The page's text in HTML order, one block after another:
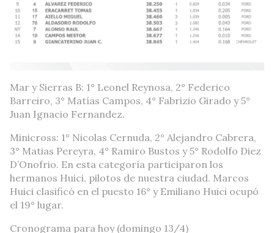
Mar y Sierras B: 1° Leonel Reynosa, 2° Federico
Barreiro, 3° Matías Campos, 4° Fabrizio Girado y 5°
Juan Ignacio Fernandez.
Minicross: 1° Nicolas Cernuda, 2° Alejandro Cabrera,
3° Matias Pereyra, 4° Ramiro Bustos y 5° Rodolfo Diez
D’Onofrio. En esta categoría participaron los
hermanos Huici, pilotos de nuestra ciudad. Marcos
Huici clasificó en el puesto 16° y Emiliano Huici ocupó
el 19° lugar.
Cronograma para hoy (domingo 13/4)